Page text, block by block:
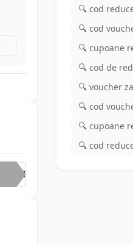
RZB
🔍 cod
🔍 cod
🔍 cupoane
🔍 cod de
🔍 voucher
🔍 cod
🔍 cupoane
🔍 cod